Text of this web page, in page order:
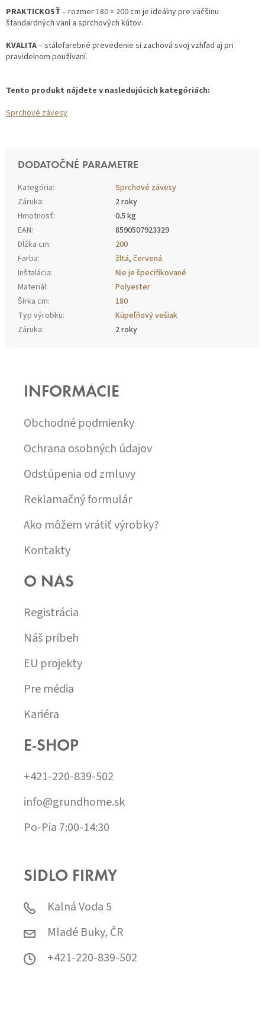
PRAKTICKOSŤ – rozmer 180 × 200 cm je ideálny pre väčšinu
štandardných vaní a sprchových kútov.
KVALITA– stálofarebné prevedenie si zachová svoj vzhľad aj pri
pravidelnom používaní.
Tento produkt nájdete v nasledujúcich kategóriách:
Sprchové závesy
DODATOČNÉ PARAMETRE
Kategória:
Sprchové závesy
Záruka:
2 roky
Hmotnosť:
0.5 kg
EAN:
8590507923329
Dĺžka cm:
200
Farba: žltá, červená
Inštalácia:
Nie je špecifikované
Materiál:
Polyester
Šírka cm:
180
Typ výrobku:
Kúpeľňový vešiak
Záruka:
2 roky
INFORMÁCIE
Obchodné podmienky
Ochrana osobných údajov
Odstúpenia od zmluvy
Reklamačný formulár
Ako môžem vrátiť výrobky?
Kontakty
O NÁS
Registrácia
Náš príbeh
EU projekty
Pre média
Kariéra
E-SHOP
+421-220-839-502
info@grundhome.sk
Po-Pia 7:00-14:30
SÍDLO FIRMY
Kalná Voda 5
Mladé Buky, ČR
+421-220-839-502